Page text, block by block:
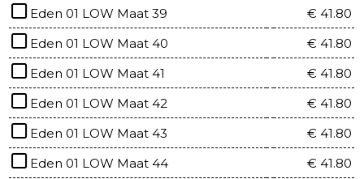
Eden 01 LOW Maat 39
€ 41.80
Eden 01 LOW Maat 40
€ 41.80
Eden 01 LOW Maat 41
€ 41.80
Eden 01 LOW Maat 42
€ 41.80
Eden 01 LOW Maat 43
€ 41.80
Eden 01 LOW Maat 44
€ 41.80